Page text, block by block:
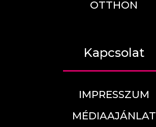
OTTHON
Kapcsolat
IMPRESSZUM
MÉDIAAJÁNLAT